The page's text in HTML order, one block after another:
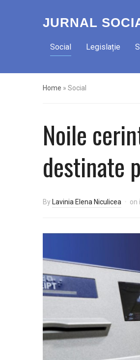
JURNAL
Social Legislație
Home » Social
Noile
destinate
By Lavinia Elena Niculicea on